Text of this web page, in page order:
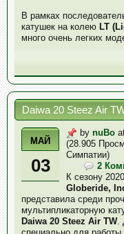
В рамках
катушек на колею LT
много очень легких
Daiwa 20 Steez Air
МАЙ
03
by nuBo
(28.905
Симпатии)
2
К сезону
Globeride,
представила среди
мультипликаторную
Daiwa 20 Steez Air TW.